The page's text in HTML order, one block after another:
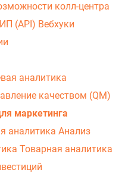
колл-центра
(API) Вебхуки
аналитика
качеством (QM)
маркетинга
аналитика Анализ
Товарная аналитика